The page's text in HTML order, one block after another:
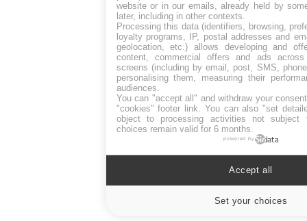
website or in our emails, already held by
later, including in other contexts.
Processing this data (identifiers, browsing,
loyalty programs, IP, postal addresses and
geolocation, etc.) allows developing and
content, commercial offers and ads
screens (including by email, post, SMS,
personalising them, measuring their
audiences.
You can "accept all" and withdraw your
"cookies" footer link . You can also "set
object to processing activities not subject
choices remain valid for 6 months.
powered by
Set your choices
Accept all